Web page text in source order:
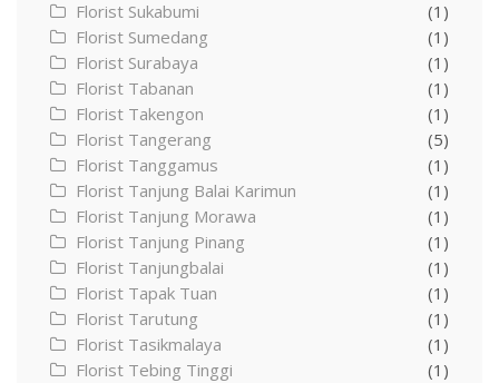
Florist Sukabumi
(1)
Florist Sumedang
(1)
Florist Surabaya
(1)
Florist Tabanan
(1)
Florist Takengon
(1)
Florist Tangerang
(5)
Florist Tanggamus
(1)
Florist Tanjung Balai Karimun
(1)
Florist Tanjung Morawa
(1)
Florist Tanjung Pinang
(1)
Florist Tanjungbalai
(1)
Florist Tapak Tuan
(1)
Florist Tarutung
(1)
Florist Tasikmalaya
(1)
Florist Tebing Tinggi
(1)